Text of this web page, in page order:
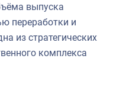
выпуска
переработки и
из стратегических
комплекса